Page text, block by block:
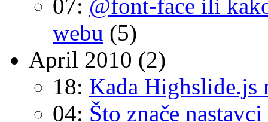
07: @font-face ili
webu (5)
April 2010 (2)
18: Kada Highslide.js
04: Što znače